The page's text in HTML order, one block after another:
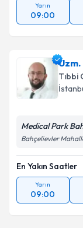
Yarın
09:00
Tıbbi
Medical Park
Bahçelievler
En Yakın Saatler
Yarın
09:00